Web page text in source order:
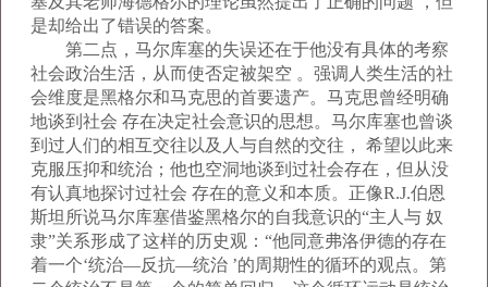
是却给出了错误的答案。
第二点，马尔库塞的失误还在于他没有具体的考察
社会政治生活，从而使否定被架空 。强调人类生活的社
会维度是黑格尔和马克思的首要遗产。马克思曾经明确
地谈到社会 存在决定社会意识的思想。马尔库塞也曾谈
到过人们的相互交往以及人与自然的交往， 希望以此来
克服压抑和统治；他也空洞地谈到过社会存在，但从没
有认真地探讨过社会 存在的意义和本质。正像R.J.伯恩
斯坦所说马尔库塞借鉴黑格尔的自我意识的“主人与 奴
隶”关系形成了这样的历史观：“他同意弗洛伊德的存在
着一个‘统治—反抗—统治 ’的周期性的循环的观点。第